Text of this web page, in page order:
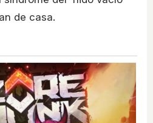
de casa.